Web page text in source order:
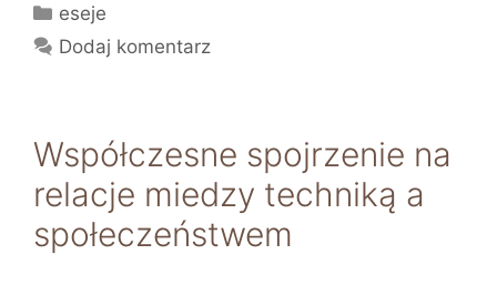
Kategorie
eseje
Dodaj komentarz
Współczesne spojrzenie na
relacje miedzy techniką a
społeczeństwem